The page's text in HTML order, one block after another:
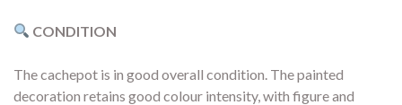
CONDITION
The cachepot is in good overall condition. The painted
decoration retains good colour intensity, with figure and